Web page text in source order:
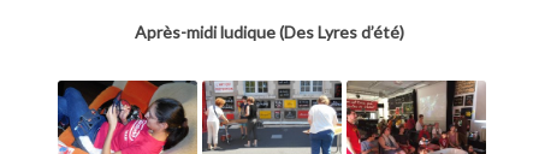
Après-midi ludique (Des Lyres d’été)